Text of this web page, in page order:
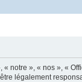
notre », « nos », «
légalement